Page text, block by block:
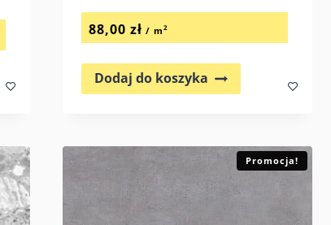
88,00zł / m2
Dodaj do koszyka
Promocja!